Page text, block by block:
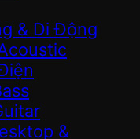
& Di Động
&